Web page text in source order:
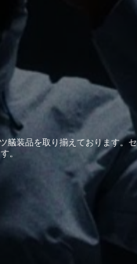
艤装品を取り揃えております
。